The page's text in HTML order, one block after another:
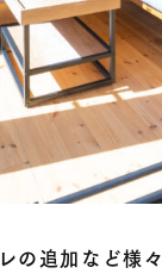
追加など様